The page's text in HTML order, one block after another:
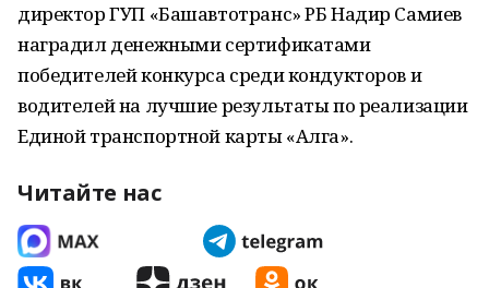
директор ГУП «Башавтотранс» РБ Надир Самиев
наградил денежными сертификатами
победителей конкурса среди кондукторов и
водителей на лучшие результаты по реализации
Единой транспортной карты «Алга».
Читайте нас